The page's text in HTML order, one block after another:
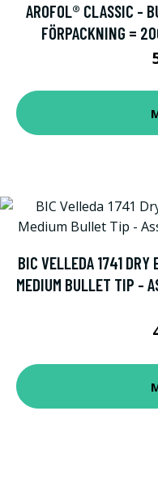
AROFOL® CLASSIC -
FÖRPACKNING =
BIC VELLEDA 1741 DRY
MEDIUM BULLET TIP -